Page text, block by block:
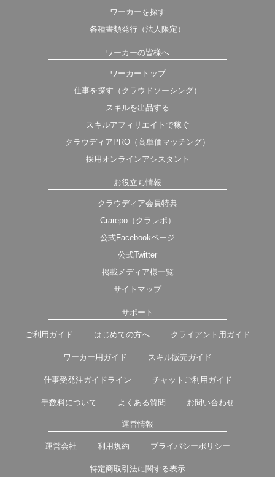
ワーカーを探す
各種書類発行（法人限定）
ワーカーの皆様へ
ワーカートップ
仕事を探す（クラウドソーシング）
スキルを出品する
スキルアフィリエイトで稼ぐ
クラウディアPRO（高単価マッチング）
採用オンラインアシスタント
お役立ち情報
クラウディア会員特典
Crarepo（クラレポ）
公式Facebookページ
公式Twitter
掲載メディア様一覧
サイトマップ
サポート
ご利用ガイド はじめての方へ クライアント用ガイド
ワーカー用ガイド スキル販売ガイド
仕事受発注ガイドライン チャットご利用ガイド
手数料について よくある質問 お問い合わせ
運営情報
運営会社 利用規約 プライバシーポリシー
特定商取引法に関する表示